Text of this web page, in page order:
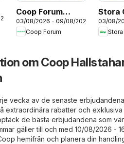
Coop Forum
erbjudanden
03/08/2026 - 09/08/2026
Coop Forum
Stora
03/08/
om Coop
vecka av de senaste
extraordinära rabatter och
de bästa erbjudandena som
gäller till och med 10/08/2026 -
hemifrån och planera din